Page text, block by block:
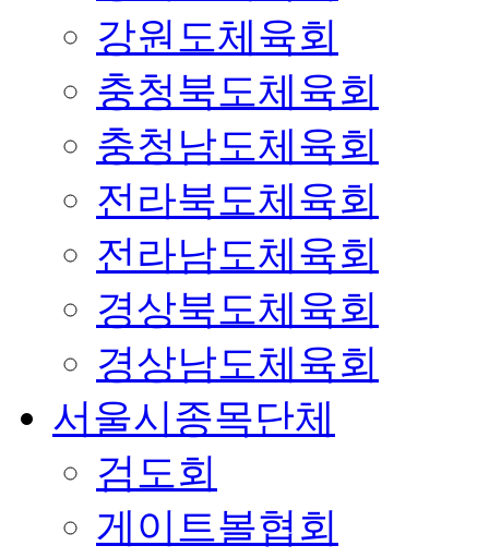
강원도체육회
충청북도체육회
충청남도체육회
전라북도체육회
전라남도체육회
경상북도체육회
경상남도체육회
서울시종목단체
검도회
게이트볼협회